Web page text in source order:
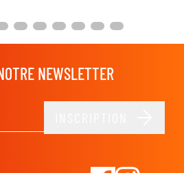
NEWSLETTER